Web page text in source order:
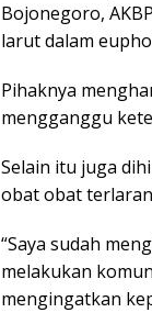
Bojonegoro,
larut dalam
Pihaknya
mengganggu
Selain itu juga
obat obat
“Saya sudah
melakukan
mengingatkan